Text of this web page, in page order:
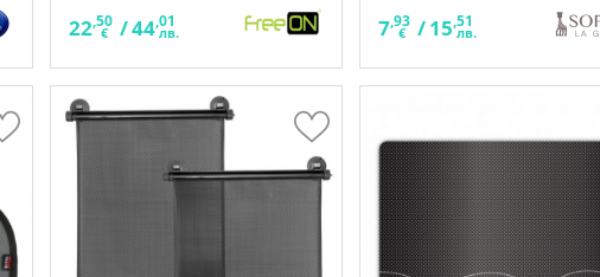
22,50
€ /44,01
лв. 7,93
€ /15,51
лв.